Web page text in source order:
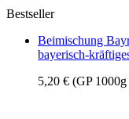
Bestseller
Beimischung
bayerisch-
5,20 € (GP